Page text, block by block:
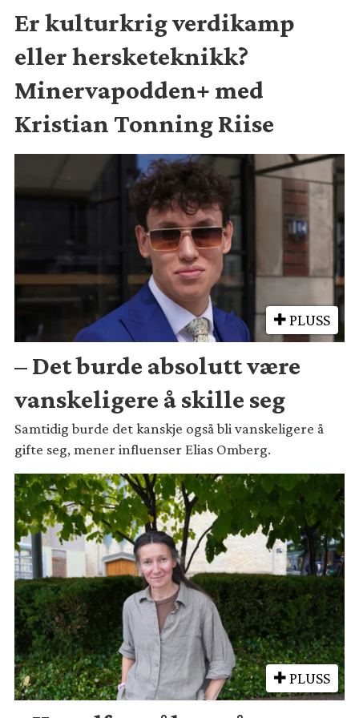
Er kulturkrig verdikamp
eller hersketeknikk?
Minervapodden+ med
Kristian Tonning Riise
PLUSS
– Det burde absolutt være
vanskeligere å skille seg
Samtidig burde det kanskje også bli vanskeligere å
gifte seg, mener influenser Elias Omberg.
PLUSS